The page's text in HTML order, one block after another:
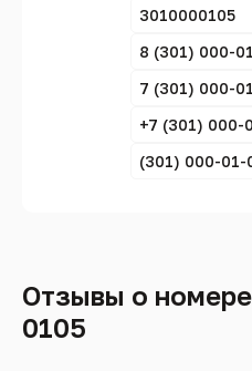
3010000105
8 (301) 000-
7 (301) 000-
+7 (301) 000-
(301) 000-01-
Отзывы о
0105